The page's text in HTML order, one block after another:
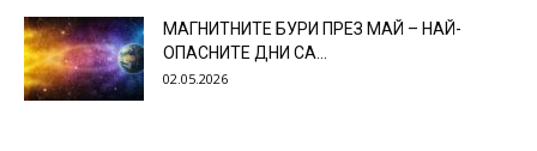
МАГНИТНИТЕ БУРИ ПРЕЗ МАЙ – НАЙ-
ОПАСНИТЕ ДНИ СА…
02.05.2026